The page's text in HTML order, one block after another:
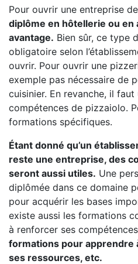
Pour ouvrir une entreprise
diplôme en hôtellerie ou
avantage. Bien sûr, ce type
obligatoire selon
ouvrir. Pour ouvrir une
exemple pas nécessaire de
cuisinier. En revanche, il
compétences de pizzaiolo.
formations spécifiques.
Étant donné qu’un
reste une entreprise, des
seront aussi utiles. Une
diplômée dans ce domaine
pour acquérir les bases
existe aussi les formations
à renforcer ses
formations pour apprendre
ses ressources, etc.